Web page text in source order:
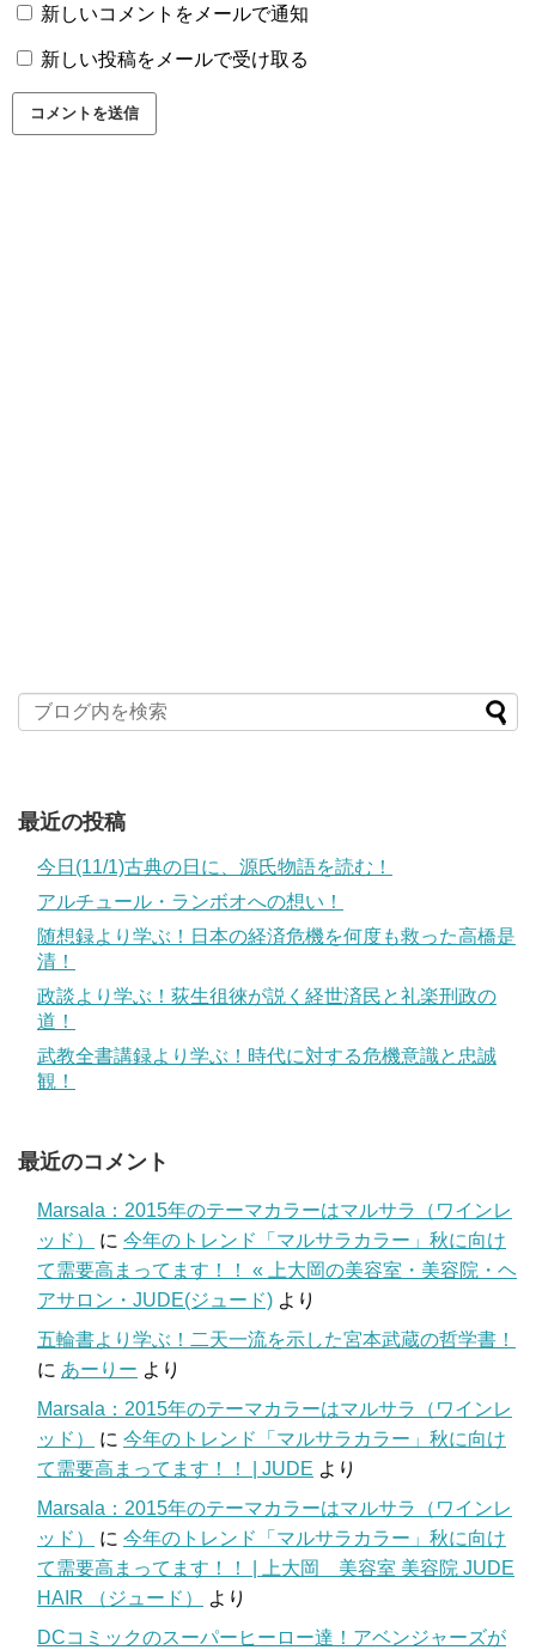
新しいコメントをメールで通知
新しい投稿をメールで受け取る
最近の投稿
今日(11/1)古典の日に、源氏物語を読む！
アルチュール・ランボオへの想い！
随想録より学ぶ！日本の経済危機を何度も救った高橋是
清！
政談より学ぶ！荻生徂徠が説く経世済民と礼楽刑政の
道！
武教全書講録より学ぶ！時代に対する危機意識と忠誠
観！
最近のコメント
Marsala：2015年のテーマカラーはマルサラ（ワインレ
ッド）
に 今年のトレンド「マルサラカラー」秋に向け
て需要高まってます！！ « 上大岡の美容室・美容院・ヘ
アサロン・JUDE(ジュード) より
五輪書より学ぶ！二天一流を示した宮本武蔵の哲学書！
に あーりー より
Marsala：2015年のテーマカラーはマルサラ（ワインレ
ッド）
に 今年のトレンド「マルサラカラー」秋に向け
て需要高まってます！！ | JUDE より
Marsala：2015年のテーマカラーはマルサラ（ワインレ
ッド）
に 今年のトレンド「マルサラカラー」秋に向け
て需要高まってます！！ | 上大岡 美容室 美容院 JUDE
HAIR （ジュード）
より
DCコミックのスーパーヒーロー達！アベンジャーズが